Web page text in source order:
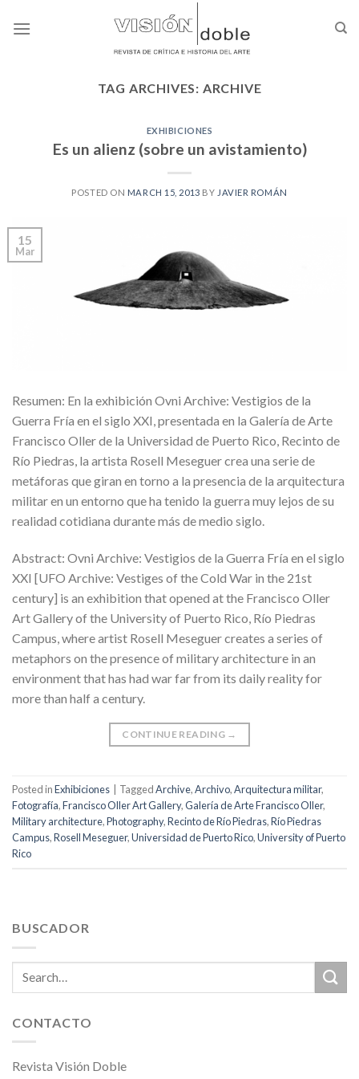
TAG ARCHIVES: ARCHIVE
EXHIBICIONES
Es un alienz (sobre un avistamiento)
POSTED ON MARCH 15, 2013 BY JAVIER ROMÁN
15
Mar
Resumen: En la exhibición Ovni Archive: Vestigios de la
Guerra Fría en el siglo XXI, presentada en la Galería de Arte
Francisco Oller de la Universidad de Puerto Rico, Recinto de
Río Piedras, la artista Rosell Meseguer crea una serie de
metáforas que giran en torno a la presencia de la arquitectura
militar en un entorno que ha tenido la guerra muy lejos de su
realidad cotidiana durante más de medio siglo.
Abstract: Ovni Archive: Vestigios de la Guerra Fría en el siglo
XXI [UFO Archive: Vestiges of the Cold War in the 21st
century] is an exhibition that opened at the Francisco Oller
Art Gallery of the University of Puerto Rico, Río Piedras
Campus, where artist Rosell Meseguer creates a series of
metaphors on the presence of military architecture in an
environment that has had war far from its daily reality for
more than half a century.
CONTINUE READING →
Posted inExhibiciones TaggedArchive,Archivo,Arquitectura militar,
Fotografía,Francisco Oller Art Gallery,Galería de Arte Francisco Oller,
Military architecture,Photography,Recinto de Río Piedras,Río Piedras
Campus,Rosell Meseguer,Universidad de Puerto Rico,University of Puerto
Rico
BUSCADOR
CONTACTO
Revista Visión Doble